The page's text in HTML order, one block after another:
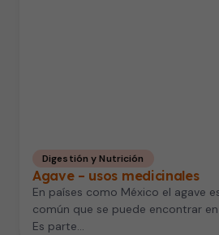
Digestión y Nutrición
Agave – usos medicinales
En países como México el agave
común que se puede encontrar
Es parte…